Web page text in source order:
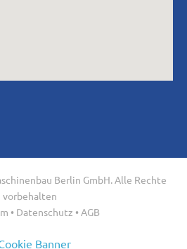
Berlin GmbH. Alle Rechte
vorbehalten
• Datenschutz • AGB
Banner